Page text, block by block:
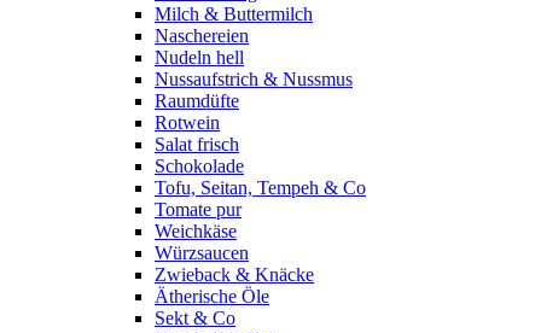
Milch & Buttermilch
Naschereien
Nudeln hell
Nussaufstrich & Nussmus
Raumdüfte
Rotwein
Salat frisch
Schokolade
Tofu, Seitan, Tempeh & Co
Tomate pur
Weichkäse
Würzsaucen
Zwieback & Knäcke
Ätherische Öle
Sekt & Co